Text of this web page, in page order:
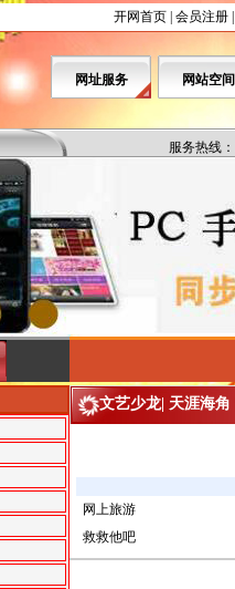
开网首页| 会员注册|
网址服务 网站空间
服务热线：
文艺少龙| 天涯海角
网上旅游
救救他吧